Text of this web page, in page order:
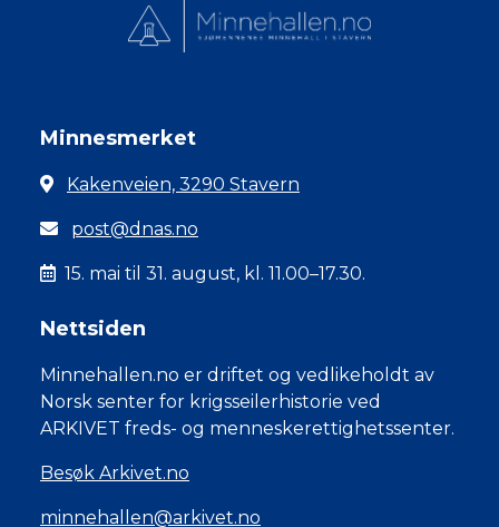
Minnesmerket
Kakenveien, 3290 Stavern
post@dnas.no
15. mai til 31. august, kl. 11.00–17.30.
Nettsiden
Minnehallen.no er driftet og vedlikeholdt av
Norsk senter for krigsseilerhistorie ved
ARKIVET freds- og menneskerettighetssenter.
Besøk Arkivet.no
minnehallen@arkivet.no